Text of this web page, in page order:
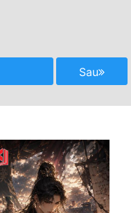
Sau